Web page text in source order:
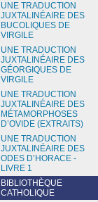
UNE TRADUCTION
JUXTALINÉAIRE DES
BUCOLIQUES DE
VIRGILE
UNE TRADUCTION
JUXTALINÉAIRE DES
GÉORGIQUES DE
VIRGILE
UNE TRADUCTION
JUXTALINÉAIRE DES
MÉTAMORPHOSES
D’OVIDE (EXTRAITS)
UNE TRADUCTION
JUXTALINÉAIRE DES
ODES D’HORACE -
LIVRE 1
BIBLIOTHÈQUE
CATHOLIQUE